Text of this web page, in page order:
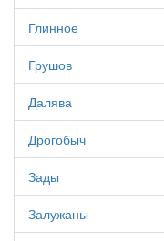
Глинное
Грушов
Далява
Дрогобыч
Зады
Залужаны